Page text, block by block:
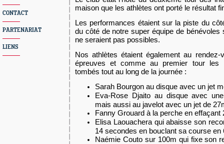
CONTACT
PARTENARIAT
LIENS
maison que les athlètes ont porté le résultat
Les performances étaient sur la piste du
du côté de notre super équipe de
ne seraient pas possibles.
Nos athlètes étaient également au
épreuves et comme au premier tour les
tombés tout au long de la journée :
Sarah Bourgon au disque avec un jet
Eva-Rose Djaito au disque avec
mais aussi au javelot avec un jet de
Fanny Grouard à la perche en effaçant
Elisa Laouachera qui abaisse son
14 secondes en bouclant sa course en
Naémie Couto sur 100m qui fixe son